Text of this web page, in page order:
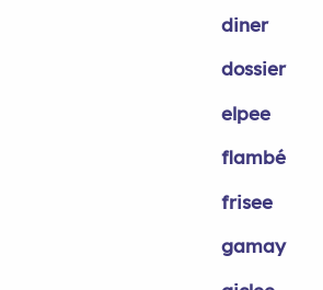
diner
dossier
elpee
flambé
frisee
gamay